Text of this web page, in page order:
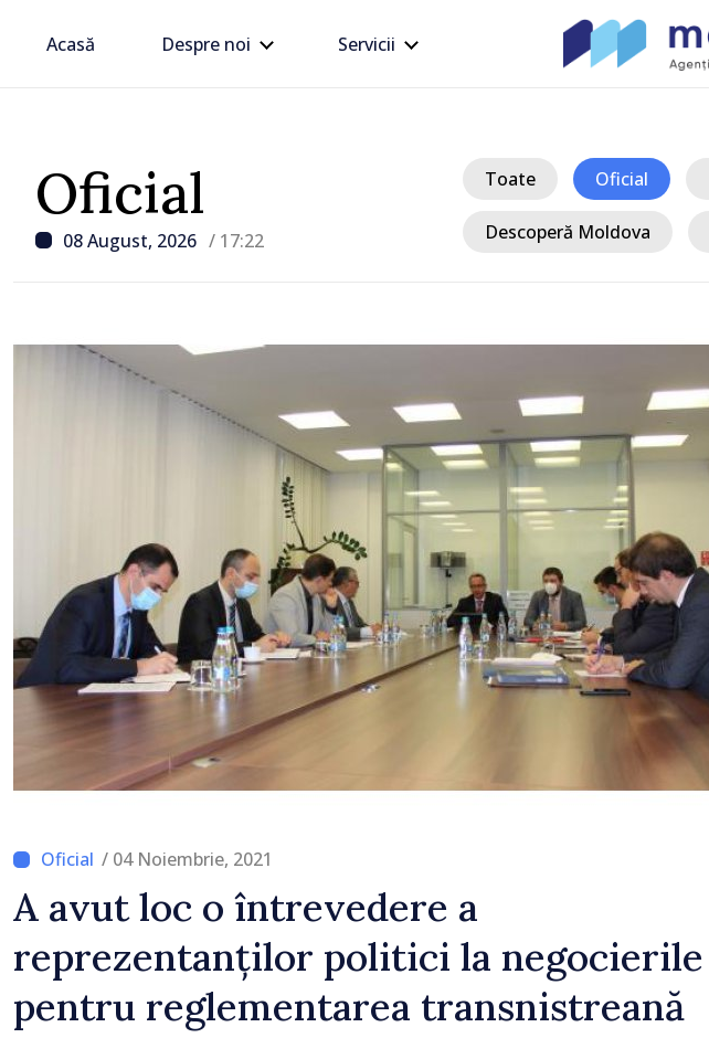
Acasă Despre noi Servicii
Oficial
08 August, 2026 / 17:22
Toate Oficial
Descoperă Moldova
/ 04 Noiembrie, 2021
A avut loc o întrevedere a
reprezentanților politici la negocierile
pentru reglementarea transnistreană
/ Acum 41 minute
FOTO // Directorul Serviciului
Vamal, în vizită la Otaci: A fost
examinată posibilitatea dotării
Zonei de control vamal cu un
scanner performant